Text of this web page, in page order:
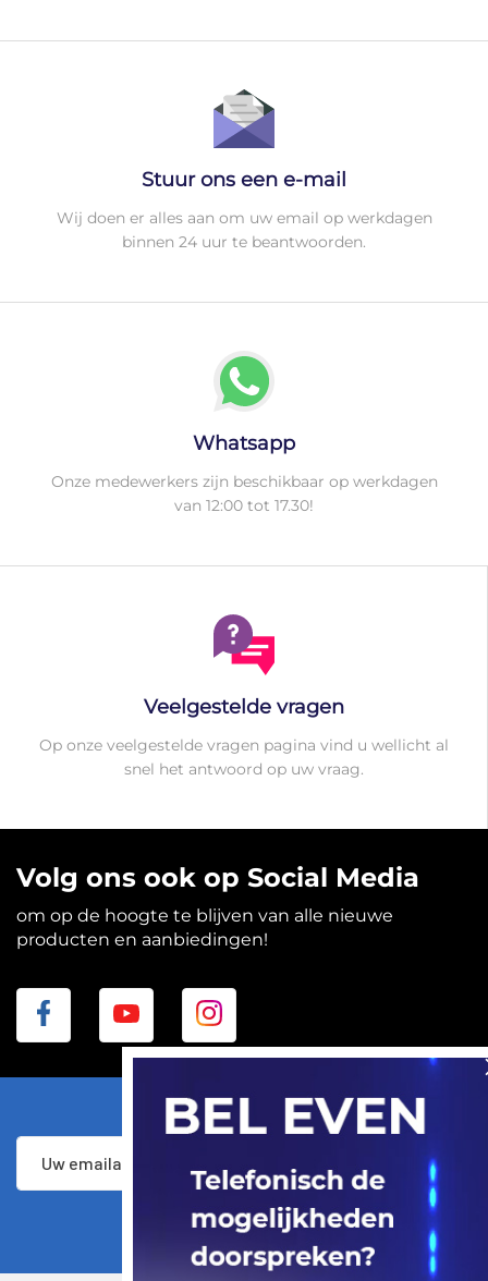
Stuur ons een e-mail
Wij doen er alles aan om uw email op werkdagen
binnen 24 uur te beantwoorden.
Whatsapp
Onze medewerkers zijn beschikbaar op werkdagen
van 12:00 tot 17.30!
Veelgestelde vragen
Op onze veelgestelde vragen pagina vind u wellicht al
snel het antwoord op uw vraag.
Volg ons ook op Social Media
om op de hoogte te blijven van alle nieuwe
producten en aanbiedingen!
Abonneer
op
Inschrijven